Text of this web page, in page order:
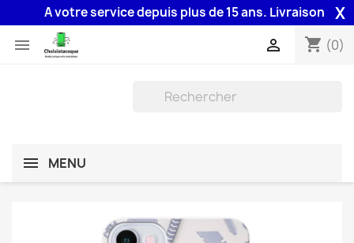
A votre service depuis plus de 15 ans. Livraison 48H X
 shopping_cart (0)

MENU